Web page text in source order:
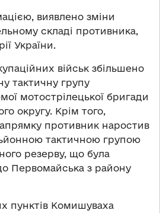
виявлено зміни
складі противника,
України.
військ збільшено
тактичну групу
мотострілецької бригади
округу. Крім того,
противник наростив
тактичною групою
резерву, що була
Первомайська з району
пунктів Комишуваха